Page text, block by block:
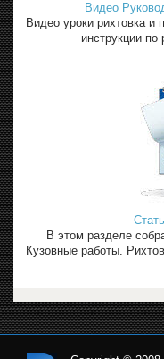
Видео
Видео уроки рихтовка и
инструкции по
В этом разделе
Кузовные работы.